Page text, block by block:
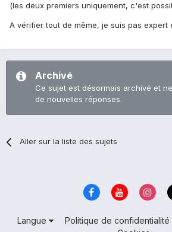
(les deux premiers uniquement, c'est
A vérifier tout de même, je suis pas expert
Archivé
Ce sujet est désormais archivé et
de nouvelles réponses.
Aller sur la liste des sujets
Langue Politique de confidentialité